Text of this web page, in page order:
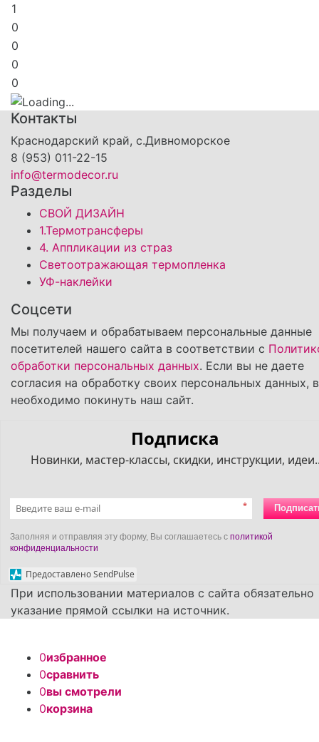
1
0
0
0
0
Контакты
Краснодарский край, с.Дивноморское
8 (953) 011-22-15
info@termodecor.ru
Разделы
СВОЙ ДИЗАЙН
1.Термотрансферы
4. Аппликации из страз
Светоотражающая термопленка
УФ-наклейки
Соцсети
Мы получаем и обрабатываем персональные данные
посетителей нашего сайта в соответствии с
обработки персональных данных. Если вы не даете
согласия на обработку своих персональных данных,
необходимо покинуть наш сайт.
Подписка
Новинки, мастер-классы, скидки, инструкции,
*
Заполняя и отправляя эту форму, Вы соглашаетесь с политикой
конфиденциальности
Предоставлено SendPulse
При использовании материалов с сайта обязательно
указание прямой ссылки на источник.
0избранное
0сравнить
0вы смотрели
0корзина